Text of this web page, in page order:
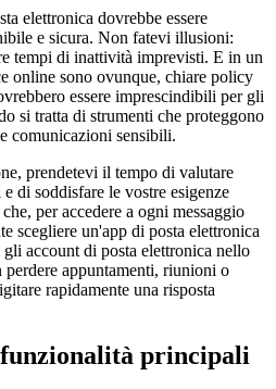
elettronica dovrebbe essere
e sicura. Non fatevi illusioni:
tempi di inattività imprevisti. E in un
online sono ovunque, chiare policy
essere imprescindibili per gli
si tratta di strumenti che proteggono
comunicazioni sensibili.
prendetevi il tempo di valutare
di soddisfare le vostre esigenze
per accedere a ogni messaggio
scegliere un'app di posta elettronica
account di posta elettronica nello
perdere appuntamenti, riunioni o
rapidamente una risposta
principali